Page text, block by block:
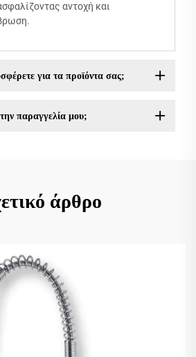
αντοχή και
για τα προϊόντα σας;
παραγγελία μου;
άρθρο